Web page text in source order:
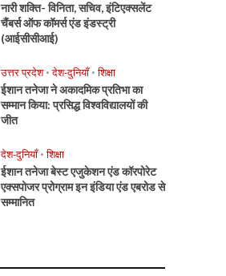
नारी शक्ति- विनिता, सचिव, इंटिएक्सलेंट
चैंबर्स ऑफ कॉमर्स एंड इंडस्ट्री
(आईसीसीआई)
उत्तर प्रदेश • देश-दुनियाँ • शिक्षा
ईशान तनेजा ने अकादमिक प्रतिभा का
सम्मान किया: प्रसिद्ध विश्वविद्यालयों की
जीत
देश-दुनियाँ • शिक्षा
ईशान तनेजा बेस्ट एजुकेशन एंड कॉरपोरेट
एक्सपोजर प्रोग्राम इन इंडिया एंड एबरोड से
सम्मानित